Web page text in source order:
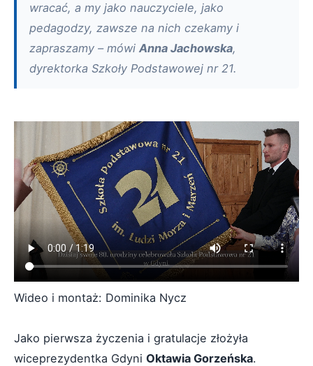
wracać, a my jako nauczyciele, jako
pedagodzy, zawsze na nich czekamy i
zapraszamy – mówi Anna Jachowska,
dyrektorka Szkoły Podstawowej nr 21.
Wideo i montaż: Dominika Nycz
Jako pierwsza życzenia i gratulacje złożyła
wiceprezydentka Gdyni Oktawia Gorzeńska.